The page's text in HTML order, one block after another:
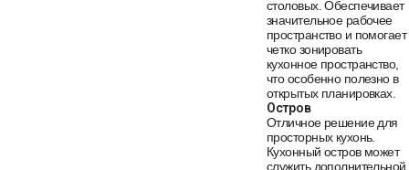
столовых. Обеспечивает
значительное рабочее
пространство и помогает
четко зонировать
кухонное пространство,
что особенно полезно в
открытых планировках.
Остров
Отличное решение для
просторных кухонь.
Кухонный остров может
служить дополнительной